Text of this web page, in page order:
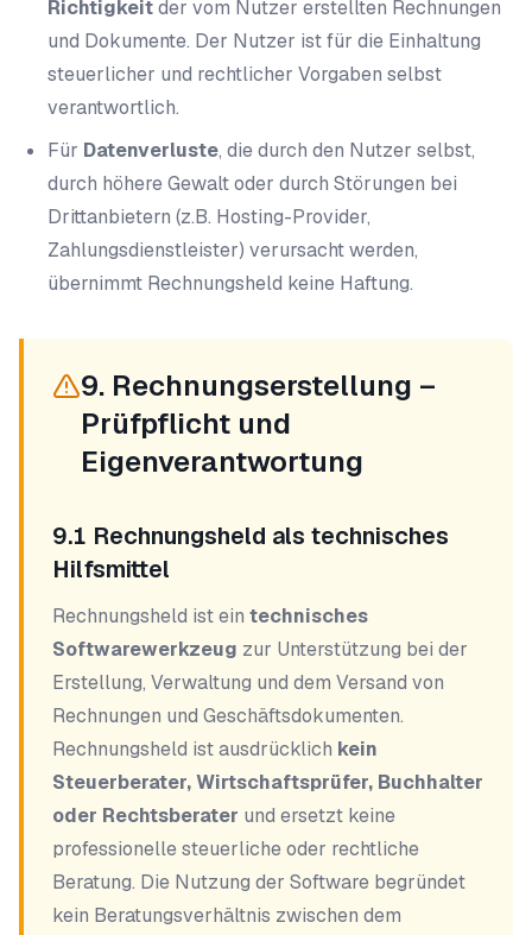
Richtigkeitder vom Nutzer erstellten Rechnungen
und Dokumente. Der Nutzer ist für die Einhaltung
steuerlicher und rechtlicher Vorgaben selbst
verantwortlich.
Für Datenverluste, die durch den Nutzer selbst,
durch höhere Gewalt oder durch Störungen bei
Drittanbietern (z.B. Hosting-Provider,
Zahlungsdienstleister) verursacht werden,
übernimmt Rechnungsheld keine Haftung.
9. Rechnungserstellung –
Prüfpflicht und
Eigenverantwortung
9.1 Rechnungsheld als technisches
Hilfsmittel
Rechnungsheld ist ein technisches
Softwarewerkzeug zur Unterstützung bei der
Erstellung, Verwaltung und dem Versand von
Rechnungen und Geschäftsdokumenten.
Rechnungsheld ist ausdrücklich kein
Steuerberater, Wirtschaftsprüfer, Buchhalter
oder Rechtsberater und ersetzt keine
professionelle steuerliche oder rechtliche
Beratung. Die Nutzung der Software begründet
kein Beratungsverhältnis zwischen dem